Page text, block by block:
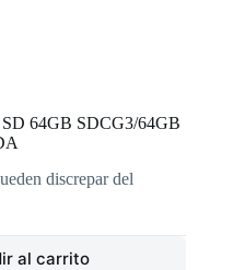
64GB SDCG3/64GB
discrepar del
al carrito